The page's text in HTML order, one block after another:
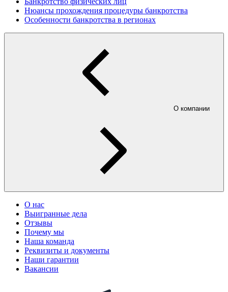
Нюансы прохождения процедуры банкротства
Особенности банкротства в регионах
О компании
О нас
Выигранные дела
Отзывы
Почему мы
Наша команда
Реквизиты и документы
Наши гарантии
Вакансии